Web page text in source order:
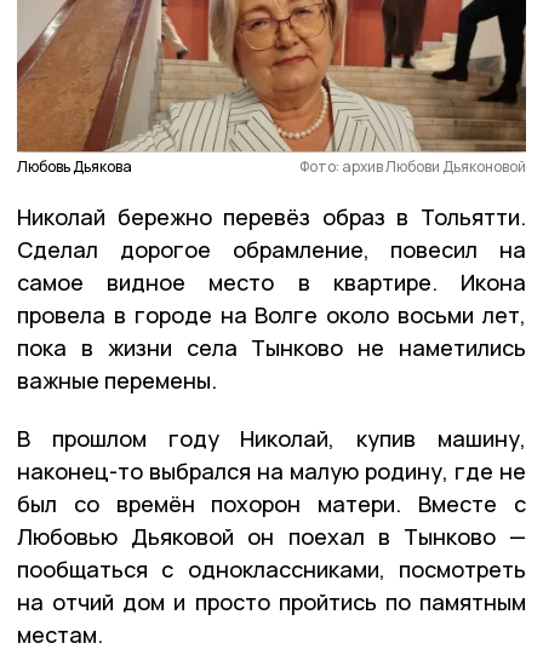
Любовь Дьякова Фото: архив Любови Дьяконовой
Николай бережно перевёз образ в Тольятти.
Сделал дорогое обрамление, повесил на
самое видное место в квартире. Икона
провела в городе на Волге около восьми лет,
пока в жизни села Тынково не наметились
важные перемены.
В прошлом году Николай, купив машину,
наконец-то выбрался на малую родину, где не
был со времён похорон матери. Вместе с
Любовью Дьяковой он поехал в Тынково —
пообщаться с одноклассниками, посмотреть
на отчий дом и просто пройтись по памятным
местам.